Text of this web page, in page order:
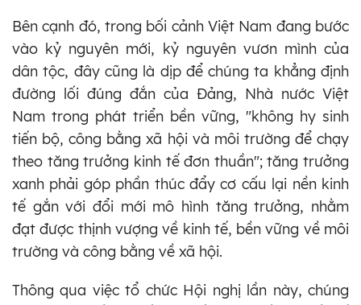
Bên cạnh đó, trong bối cảnh Việt Nam đang bước
vào kỷ nguyên mới, kỷ nguyên vươn mình của
dân tộc, đây cũng là dịp để chúng ta khẳng định
đường lối đúng đắn của Đảng, Nhà nước Việt
Nam trong phát triển bền vững, "không hy sinh
tiến bộ, công bằng xã hội và môi trường để chạy
theo tăng trưởng kinh tế đơn thuần"; tăng trưởng
xanh phải góp phần thúc đẩy cơ cấu lại nền kinh
tế gắn với đổi mới mô hình tăng trưởng, nhằm
đạt được thịnh vượng về kinh tế, bền vững về môi
trường và công bằng về xã hội.
Thông qua việc tổ chức Hội nghị lần này, chúng